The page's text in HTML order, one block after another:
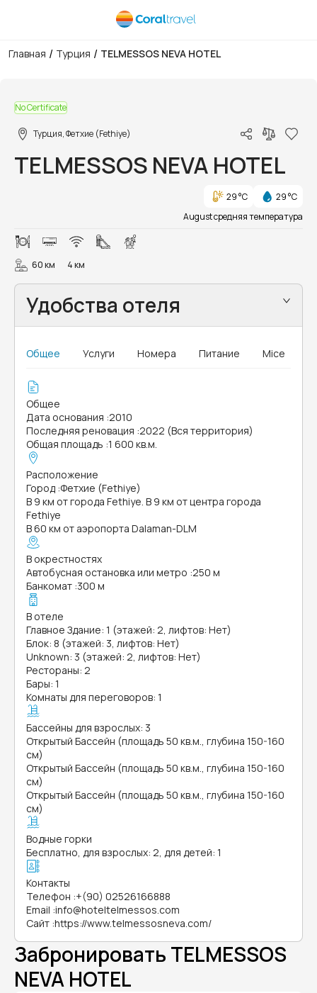
Главная / Турция / TELMESSOS NEVA HOTEL
No Certificate
Турция, Фетхие (Fethiye)
TELMESSOS NEVA HOTEL
29 °C
29 °C
August средняя температура
60 км 4 км
Удобства отеля
Общее Услуги Номера Питание Mice
Общее
Дата основания :2010
Последняя реновация :2022 (Вся территория)
Общая площадь :1 600 кв.м.
Расположение
Город :Фетхие (Fethiye)
В 9 км от города Fethiye. В 9 км от центра города
Fethiye
В 60 км от аэропорта Dalaman-DLM
В окрестностях
Автобусная остановка или метро :250 м
Банкомат :300 м
В отеле
Главное Здание: 1 (этажей: 2, лифтов: Нет)
Блок: 8 (этажей: 3, лифтов: Нет)
Unknown: 3 (этажей: 2, лифтов: Нет)
Рестораны: 2
Бары: 1
Комнаты для переговоров: 1
Бассейны для взрослых: 3
Открытый Бассейн (площадь 50 кв.м., глубина 150-160
см)
Открытый Бассейн (площадь 50 кв.м., глубина 150-160
см)
Открытый Бассейн (площадь 50 кв.м., глубина 150-160
см)
Водные горки
Бесплатно, для взрослых: 2, для детей: 1
Контакты
Телефон :+(90) 02526166888
Email :info@hoteltelmessos.com
Сайт :https://www.telmessosneva.com/
Забронировать TELMESSOS
NEVA HOTEL